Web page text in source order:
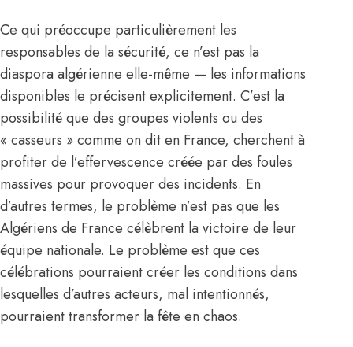
Ce qui préoccupe particulièrement les
responsables de la sécurité, ce n’est pas la
diaspora algérienne elle-même — les informations
disponibles le précisent explicitement. C’est la
possibilité que des groupes violents ou des
« casseurs » comme on dit en France, cherchent à
profiter de l’effervescence créée par des foules
massives pour provoquer des incidents. En
d’autres termes, le problème n’est pas que les
Algériens de France célèbrent la victoire de leur
équipe nationale. Le problème est que ces
célébrations pourraient créer les conditions dans
lesquelles d’autres acteurs, mal intentionnés,
pourraient transformer la fête en chaos.